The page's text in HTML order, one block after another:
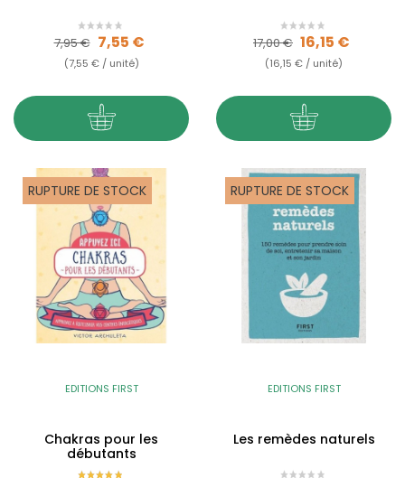
Prix de base
7,95 € Prix
7,55 €
(7,55 € / unité)
Prix de base
17,00 € Prix
16,15 €
(16,15 € / unité)
RUPTURE DE STOCK
EDITIONS FIRST
Chakras pour les
débutants
RUPTURE DE STOCK
EDITIONS FIRST
Les remèdes naturels